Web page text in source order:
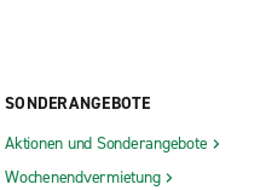
SONDERANGEBOTE
Aktionen und Sonderangebote
Wochenendvermietung